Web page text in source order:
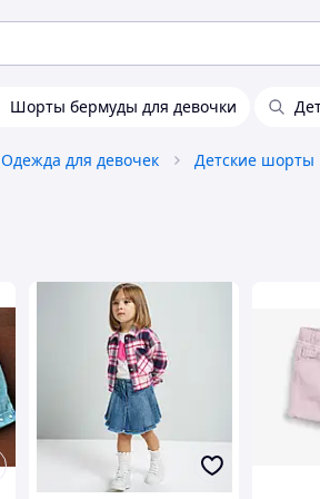
Шорты бермуды для девочки
Одежда для девочек Детские